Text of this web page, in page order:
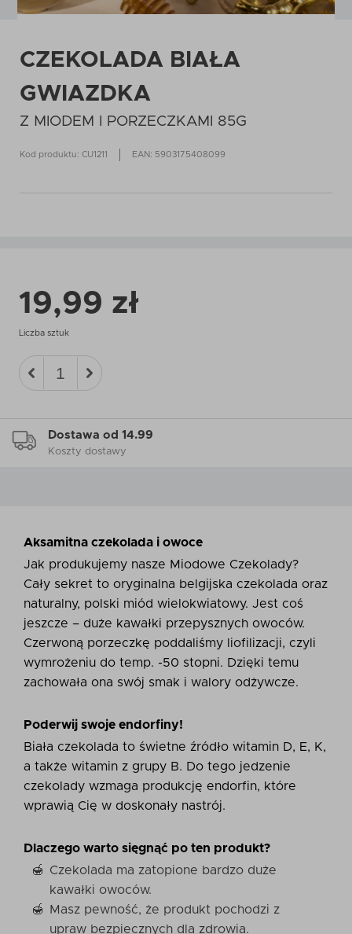
CZEKOLADA BIAŁA
GWIAZDKA
Z MIODEM I PORZECZKAMI 85G
Kod produktu: CU1211 EAN: 5903175408099
19,99 zł
Liczba sztuk
Dostawa od 14.99
Koszty dostawy
Aksamitna czekolada i owoce
Jak produkujemy nasze Miodowe Czekolady?
Cały sekret to oryginalna belgijska czekolada oraz
naturalny, polski miód wielokwiatowy. Jest coś
jeszcze – duże kawałki przepysznych owoców.
Czerwoną porzeczkę poddaliśmy liofilizacji, czyli
wymrożeniu do temp. -50 stopni. Dzięki temu
zachowała ona swój smak i walory odżywcze.
Poderwij swoje endorfiny!
Biała czekolada to świetne źródło witamin D, E, K,
a także witamin z grupy B. Do tego jedzenie
czekolady wzmaga produkcję endorfin, które
wprawią Cię w doskonały nastrój.
Dlaczego warto sięgnąć po ten produkt?
Czekolada ma zatopione bardzo duże
kawałki owoców.
Masz pewność, że produkt pochodzi z
upraw bezpiecznych dla zdrowia.